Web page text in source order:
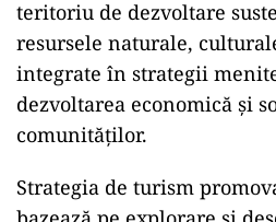
în care este promovat”. El
etapă este o consecință
rețeaua Geoparcurilor
constante de conservare și
Ce înseamnă „Ținutul
Situat în zona de curbură a